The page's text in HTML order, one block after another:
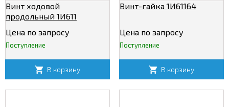
Винт ходовой
продольный 1И611
Цена по запросу
Поступление
В корзину
Винт-гайка 1И61164
Цена по запросу
Поступление
В корзину